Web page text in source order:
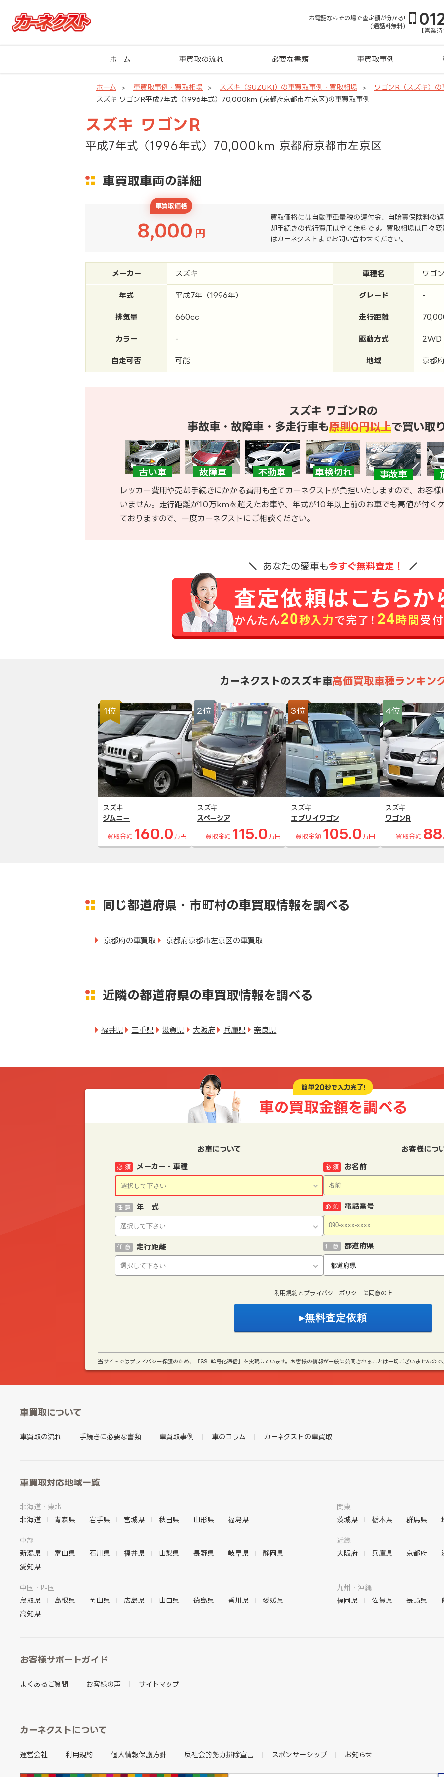
お電話ならその場で査定額が分かる!
(通話料無料)
【営業
ホーム 車買取の流れ 必要な書類 車買取事例
ホーム 車買取事例・買取相場 スズキ（SUZUKI）の車買取事例・買取相場
ワゴンR（スズキ）
スズキ ワゴンR平成7年式（1996年式）70,000km (京都府京都市左京区)の車買取事例
スズキ ワゴンR
平成7年式（1996年式）70,000km 京都府京都市左京区
車買取車両の詳細
車買取価格
8,000 円
買取価格には自動車重量税の還付金、自賠責保険料の
却手続きの代行費用は全て無料です。買取相場は日々
はカーネクストまでお問い合わせください。
メーカー スズキ 車種名 ワゴ
年式 平成7年（1996年） グレード -
排気量 660cc 走行距離
カラー - 駆動方式 2WD
自走可否 可能 地域 京都府
スズキ ワゴンRの
事故車・故障車・多走行車も原則0円以上で買い取
レッカー費用や売却手続きにかかる費用も全てカーネクストが負担いたしますので、お客
いません。走行距離が10万kmを超えたお車や、年式が10年以上前のお車でも高値が付く
ておりますので、一度カーネクストにご相談ください。
あなたの愛車も今すぐ無料査定！
カーネクストのスズキ車高価買取車種ランキン
1位
スズキ
ジムニー
買取金額 160.0 万円
2位
スズキ
スペーシア
買取金額 115.0 万円
3位
スズキ
エブリイワゴン
買取金額 105.0 万円
4位
スズキ
ワゴンR
買取金額
同じ都道府県・市町村の車買取情報を調べる
京都府の車買取 京都府京都市左京区の車買取
近隣の都道府県の車買取情報を調べる
福井県 三重県 滋賀県 大阪府 兵庫県 奈良県
簡単20秒で入力完了!
車の買取金額を調べる
お車について
メーカー・車種
必 須
年 式
任 意
走行距離
任 意
お客様につ
お名前
必 須
電話番号
必 須
都道府県
任 意
利用規約 と プライバシーポリシー に同意の上
当サイトではプライバシー保護のため、「SSL暗号化通信」を実現しています。お客様の情報が一般に公開されることは一切ございませんの
車買取について
車買取の流れ 手続きに必要な書類 車買取事例 車のコラム カーネクストの車買取
車買取対応地域一覧
北海道・東北
北海道
青森県 岩手県 宮城県 秋田県 山形県 福島県
関東
茨城県
栃木県 群馬県
中部
新潟県
富山県 石川県 福井県 山梨県 長野県 岐阜県
静岡県
愛知県
近畿
大阪府
兵庫県 京都府
中国・四国
鳥取県
島根県 岡山県 広島県 山口県 徳島県 香川県
愛媛県
高知県
九州・沖縄
福岡県
佐賀県 長崎県
お客様サポートガイド
よくあるご質問 お客様の声 サイトマップ
カーネクストについて
運営会社 利用規約 個人情報保護方針 反社会的勢力排除宣言 スポンサーシップ お知らせ